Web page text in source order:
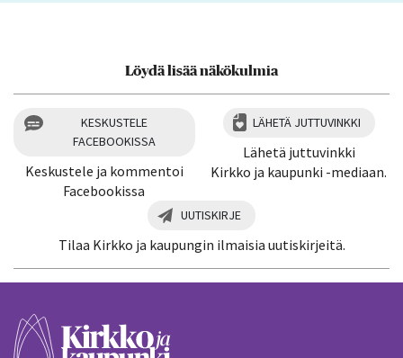
Löydä lisää näkökulmia
KESKUSTELE
FACEBOOKISSA
Keskustele ja kommentoi
Facebookissa
LÄHETÄ JUTTUVINKKI
Lähetä juttuvinkki
Kirkko ja kaupunki -mediaan.
UUTISKIRJE
Tilaa Kirkko ja kaupungin ilmaisia uutiskirjeitä.